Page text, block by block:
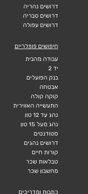
דרושים נהריה
דרושים טבריה
דרושים עפולה
חיפושים פופלריים
עבודה מהבית
יד 2
בנק הפועלים
אבטחה
קוקה קולה
התעשייה האווירית
נהג עד 12 טון
נהג מעל 15 טון
סטודנטים
דרושים נהגים
קורות חיים
טבלאות שכר
מחשבון שכר
כתבות ומדריכים